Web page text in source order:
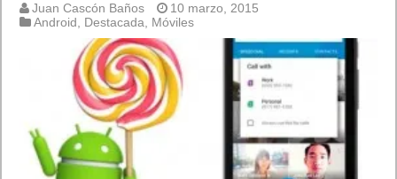
Juan Cascón Baños
10 marzo, 2015
Android
Destacada Móviles